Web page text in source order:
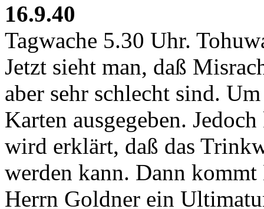
16.9.40
Tagwache 5.30 Uhr.
Jetzt sieht man, daß
aber sehr schlecht sind.
Karten ausgegeben.
wird erklärt, daß das
werden kann. Dann
Herrn Goldner ein